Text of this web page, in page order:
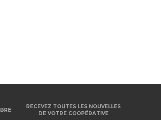
RECEVEZ TOUTES LES NOUVELLES
DE VOTRE COOPÉRATIVE